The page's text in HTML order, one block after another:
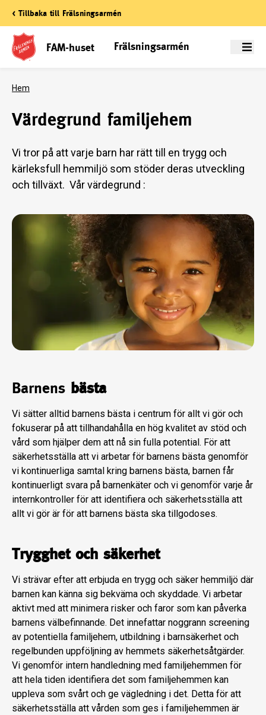
< Tillbaka till Frälsningsarmén
FAM-huset Frälsningsarmén Meny
Hem
Värdegrund familjehem
Vi tror på att varje barn har rätt till en trygg och
kärleksfull hemmiljö som stöder deras utveckling
och tillväxt. Vår värdegrund :
Barnens bästa
Vi sätter alltid barnens bästa i centrum för allt vi gör och
fokuserar på att tillhandahålla en hög kvalitet av stöd och
vård som hjälper dem att nå sin fulla potential. För att
säkerhetsställa att vi arbetar för barnens bästa genomför
vi kontinuerliga samtal kring barnens bästa, barnen får
kontinuerligt svara på barnenkäter och vi genomför varje år
internkontroller för att identifiera och säkerhetsställa att
allt vi gör är för att barnens bästa ska tillgodoses.
Trygghet och säkerhet
Vi strävar efter att erbjuda en trygg och säker hemmiljö där
barnen kan känna sig bekväma och skyddade. Vi arbetar
aktivt med att minimera risker och faror som kan påverka
barnens välbefinnande. Det innefattar noggrann screening
av potentiella familjehem, utbildning i barnsäkerhet och
regelbunden uppföljning av hemmets säkerhetsåtgärder.
Vi genomför intern handledning med familjehemmen för
att hela tiden identifiera det som familjehemmen kan
uppleva som svårt och ge vägledning i det. Detta för att
säkerhetsställa att vården som ges i familjehemmen är